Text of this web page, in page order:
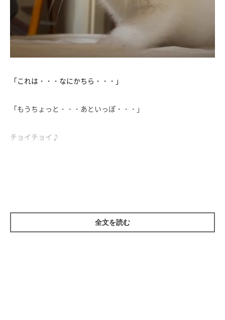
「これは・・・なにかちら・・・」
「もうちょっと・・・あといっぽ・・・」
チョイチョイ♪
全文を読む